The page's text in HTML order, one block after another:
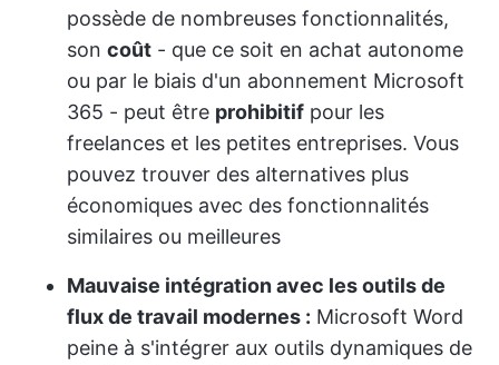
possède de nombreuses fonctionnalités,
son coût - que ce soit en achat autonome
ou par le biais d'un abonnement Microsoft
365 - peut être prohibitif pour les
freelances et les petites entreprises. Vous
pouvez trouver des alternatives plus
économiques avec des fonctionnalités
similaires ou meilleures
Mauvaise intégration avec les outils de
flux de travail modernes : Microsoft Word
peine à s'intégrer aux outils dynamiques de